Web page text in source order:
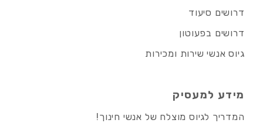
דרושים סיעוד
דרושים בפעוטון
גיוס אנשי שירות ומכירות
מידע למעסיק
המדריך לגיוס מוצלח של אנשי חינוך!